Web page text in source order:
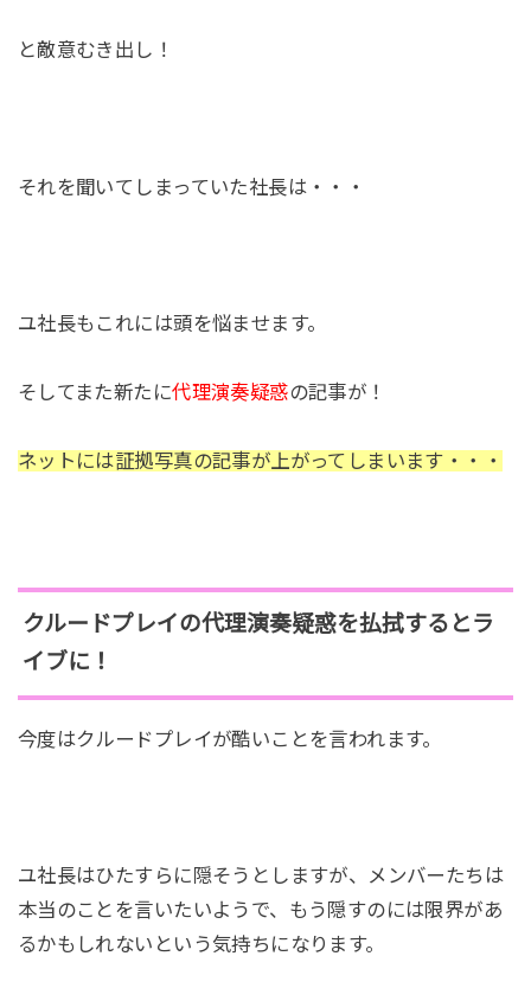
と敵意むき出し！
それを聞いてしまっていた社長は・・・
ユ社長もこれには頭を悩ませます。
そしてまた新たに代理演奏疑惑の記事が！
ネットには証拠写真の記事が上がってしまいます・・・
クルードプレイの代理演奏疑惑を払拭するとラ
イブに！
今度はクルードプレイが酷いことを言われます。
ユ社長はひたすらに隠そうとしますが、メンバーたちは
本当のことを言いたいようで、もう隠すのには限界があ
るかもしれないという気持ちになります。